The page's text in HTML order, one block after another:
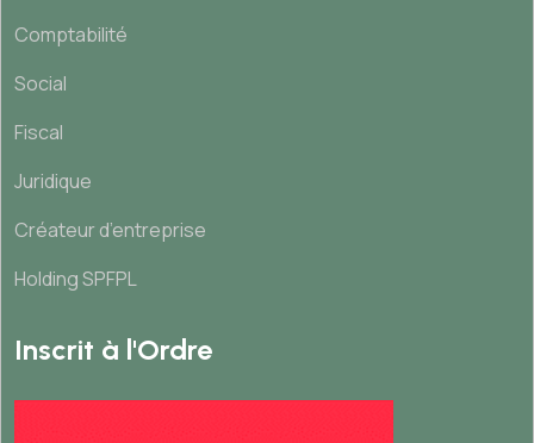
Comptabilité
Social
Fiscal
Juridique
Créateur d’entreprise
Holding SPFPL
Inscrit à l'Ordre